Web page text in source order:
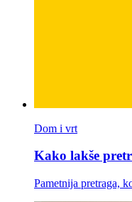
Dom i vrt
Kako lakše
Pametnija pretraga,